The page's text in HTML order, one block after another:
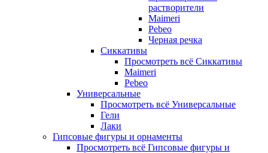
растворители
Maimeri
Pebeo
Черная речка
Сиккативы
Просмотреть всё Сиккативы
Maimeri
Pebeo
Универсальные
Просмотреть всё Универсальные
Гели
Лаки
Гипсовые фигуры и орнаменты
Просмотреть всё Гипсовые фигуры и